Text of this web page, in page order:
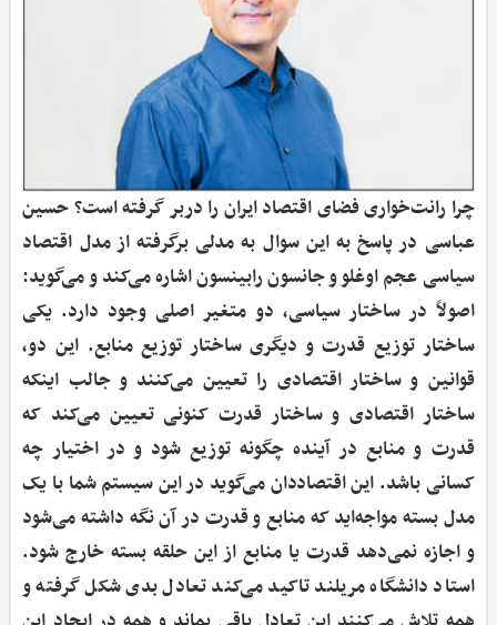
چرا رانت‌خواری فضای اقتصاد ایران را دربر گرفته است؟ حسین
عباسی در پاسخ به این سوال به مدلی برگرفته از مدل اقتصاد
سیاسی عجم اوغلو و جانسون رابینسون اشاره می‌کند و می‌گوید:
اصولاً در ساختار سیاسی، دو متغیر اصلی وجود دارد. یکی
ساختار توزیع قدرت و دیگری ساختار توزیع منابع. این دو،
قوانین و ساختار اقتصادی را تعیین می‌کنند و جالب اینکه
ساختار اقتصادی و ساختار قدرت کنونی تعیین می‌کند که
قدرت و منابع در آینده چگونه توزیع شود و در اختیار چه
کسانی باشد. این اقتصاددان می‌گوید در این سیستم شما با یک
مدل بسته مواجه‌اید که منابع و قدرت در آن نگه داشته می‌شود
و اجازه نمی‌دهد قدرت یا منابع از این حلقه بسته خارج شود.
استاد دانشگاه مریلند تاکید می‌کند تعادل بدی شکل گرفته و